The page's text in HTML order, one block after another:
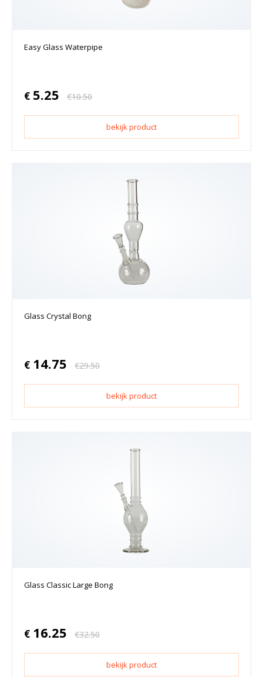
Easy Glass Waterpipe
€ 5.25 €10.50
bekijk product
Glass Crystal Bong
€ 14.75 €29.50
bekijk product
Glass Classic Large Bong
€ 16.25 €32.50
bekijk product